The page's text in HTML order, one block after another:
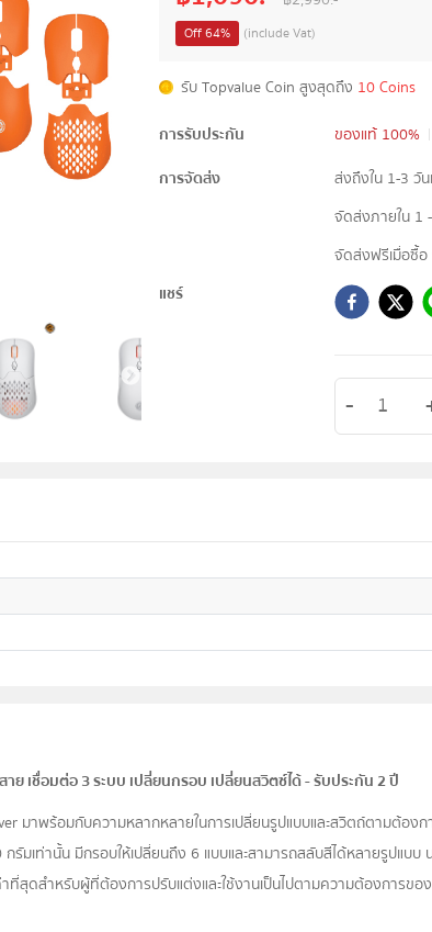
Off64% (include Vat)
รับ Topvalue Coin สูงสุดถึง 10 Coins
การรับประกัน
ของแท้ 100%
การจัดส่ง
ส่งถึงใน 1-3 วั
จัดส่งภายใน 1
จัดส่งฟรีเมื่อซื้อ
แชร์
ย เชื่อมต่อ 3 ระบบ เปลี่ยนกรอบ เปลี่ยนสวิตซ์ได้ - รับประกัน 2 ปี
มาพร้อมกับความหลากหลายในการเปลี่ยนรูปแบบและสวิตถ์ตามต้องก
รัมเท่านั้น มีกรอบให้เปลี่ยนถึง 6 แบบและสามารถสลับสีได้หลายรูปแบ
สุดสำหรับผู้ที่ต้องการปรับแต่งและใช้งานเป็นไปตามความต้องการขอ